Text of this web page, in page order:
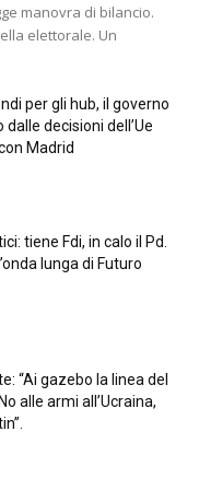
manovra di bilancio.
elettorale. Un
per gli hub, il governo
decisioni dell’Ue
Madrid
tiene Fdi, in calo il Pd.
lunga di Futuro
“Ai gazebo la linea del
alle armi all’Ucraina,